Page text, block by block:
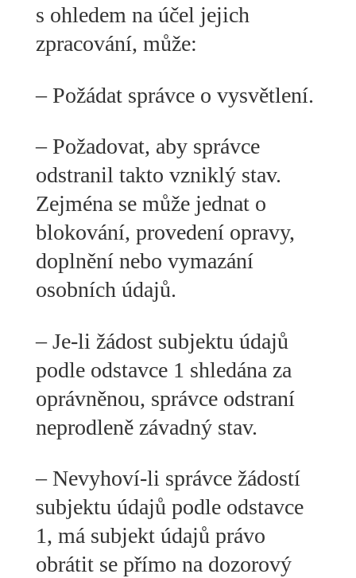
s ohledem na účel jejich
zpracování, může:
– Požádat správce o vysvětlení.
– Požadovat, aby správce
odstranil takto vzniklý stav.
Zejména se může jednat o
blokování, provedení opravy,
doplnění nebo vymazání
osobních údajů.
– Je-li žádost subjektu údajů
podle odstavce 1 shledána za
oprávněnou, správce odstraní
neprodleně závadný stav.
– Nevyhoví-li správce žádostí
subjektu údajů podle odstavce
1, má subjekt údajů právo
obrátit se přímo na dozorový